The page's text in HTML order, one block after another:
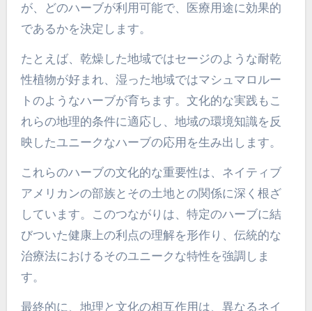
が、どのハーブが利用可能で、医療用途に効果的
であるかを決定します。
たとえば、乾燥した地域ではセージのような耐乾
性植物が好まれ、湿った地域ではマシュマロルー
トのようなハーブが育ちます。文化的な実践もこ
れらの地理的条件に適応し、地域の環境知識を反
映したユニークなハーブの応用を生み出します。
これらのハーブの文化的な重要性は、ネイティブ
アメリカンの部族とその土地との関係に深く根ざ
しています。このつながりは、特定のハーブに結
びついた健康上の利点の理解を形作り、伝統的な
治療法におけるそのユニークな特性を強調しま
す。
最終的に、地理と文化の相互作用は、異なるネイ